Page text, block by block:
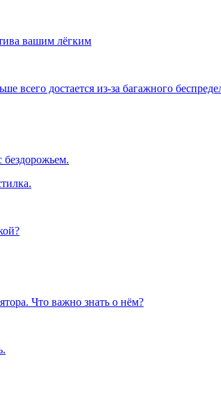
вашим лёгким
всего достается из-за багажного
Что важно знать о нём?